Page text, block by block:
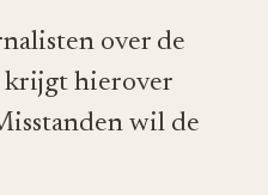
over de
krijgt hierover
wil de